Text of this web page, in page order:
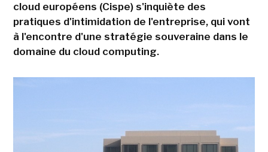
cloud européens (Cispe) s'inquiète des
pratiques d'intimidation de l'entreprise, qui vont
à l'encontre d'une stratégie souveraine dans le
domaine du cloud computing.